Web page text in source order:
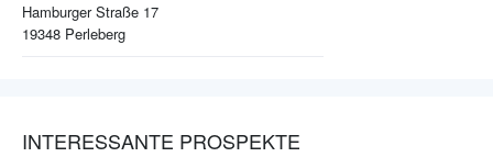
Hamburger Straße 17
19348 Perleberg
INTERESSANTE PROSPEKTE